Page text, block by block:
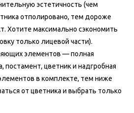
эстетичность (чем
отполировано, тем дороже
Хотите максимально сэкономить
только лицевой части).
элементов — полная
постамент, цветник и надгробная
в комплекте, тем ниже
от цветника и выбрать только